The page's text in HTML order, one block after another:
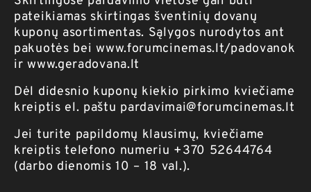
pateikiamas skirtingas šventinių dovanų
kuponų asortimentas. Sąlygos nurodytos ant
pakuotės beiwww.forumcinemas.lt/padovanok
irwww.geradovana.lt
Dėl didesnio kuponų kiekio pirkimo kviečiame
kreiptis el. paštu pardavimai@forumcinemas.lt
Jei turite papildomų klausimų, kviečiame
kreiptis telefono numeriu +370 52644764
(darbo dienomis 10 – 18 val.).